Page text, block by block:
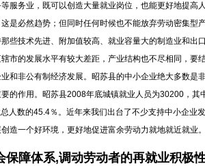
服务业，既可以创造大量就业岗位，也能更好地提
是必然趋势；但同时任何时候也不能放弃劳动密集
些技术先进、附加值较高、就业容量大的制造业和
市的发展水平有较大差距，产业结构也不尽相同，
和非公有制经济发展。昭苏县的中小企业绝大多数
的作用。昭苏县2008年底城镇就业人员为30200，
人数的45.4％。近年来我们出台了不少支持中小企
造一个好环境，更好地促进富余劳动力就地就近就业
保障体系,调动劳动者的再就业积极